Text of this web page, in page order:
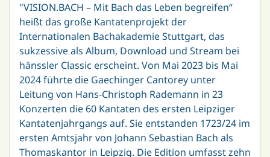
"VISION.BACH – Mit Bach das Leben begreifen“
heißt das große Kantatenprojekt der
Internationalen Bachakademie Stuttgart, das
sukzessive als Album, Download und Stream bei
hänssler Classic erscheint. Von Mai 2023 bis Mai
2024 führte die Gaechinger Cantorey unter
Leitung von Hans-Christoph Rademann in 23
Konzerten die 60 Kantaten des ersten Leipziger
Kantatenjahrgangs auf. Sie entstanden 1723/24 im
ersten Amtsjahr von Johann Sebastian Bach als
Thomaskantor in Leipzig. Die Edition umfasst zehn